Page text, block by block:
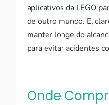
aplicativos da LEGO
de outro mundo. E,
manter longe do
para evitar acidentes
Onde